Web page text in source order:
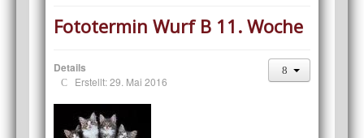
Fototermin Wurf B 11. Woche
Details
Erstellt: 29. Mai 2016